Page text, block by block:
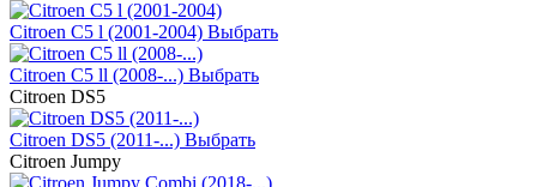
Citroen C5 l (2001-2004) Выбрать
Citroen C5 ll (2008-...) Выбрать
Citroen DS5
Citroen DS5 (2011-...) Выбрать
Citroen Jumpy